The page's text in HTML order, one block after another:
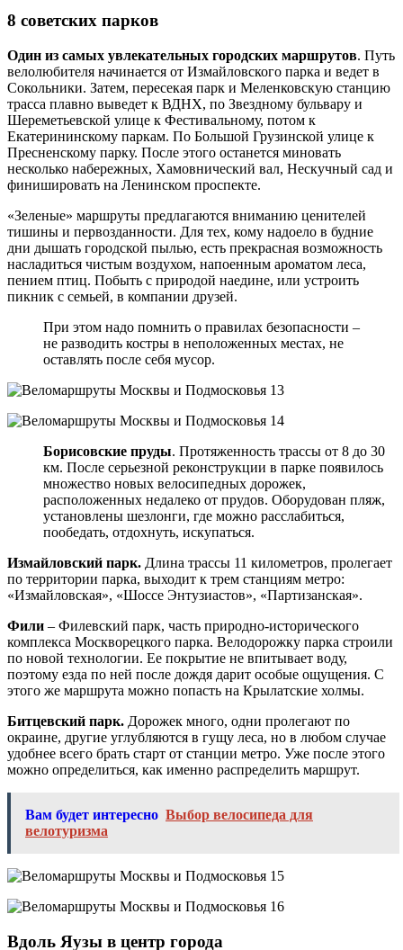
8 советских парков
Один из самых увлекательных городских маршрутов. Путь
велолюбителя начинается от Измайловского парка и ведет в
Сокольники. Затем, пересекая парк и Меленковскую станцию
трасса плавно выведет к ВДНХ, по Звездному бульвару и
Шереметьевской улице к Фестивальному, потом к
Екатерининскому паркам. По Большой Грузинской улице к
Пресненскому парку. После этого останется миновать
несколько набережных, Хамовнический вал, Нескучный сад и
финишировать на Ленинском проспекте.
«Зеленые» маршруты предлагаются вниманию ценителей
тишины и первозданности. Для тех, кому надоело в будние
дни дышать городской пылью, есть прекрасная возможность
насладиться чистым воздухом, напоенным ароматом леса,
пением птиц. Побыть с природой наедине, или устроить
пикник с семьей, в компании друзей.
При этом надо помнить о правилах безопасности –
не разводить костры в неположенных местах, не
оставлять после себя мусор.
Борисовские пруды. Протяженность трассы от 8 до 30
км. После серьезной реконструкции в парке появилось
множество новых велосипедных дорожек,
расположенных недалеко от прудов. Оборудован пляж,
установлены шезлонги, где можно расслабиться,
пообедать, отдохнуть, искупаться.
Измайловский парк. Длина трассы 11 километров, пролегает
по территории парка, выходит к трем станциям метро:
«Измайловская», «Шоссе Энтузиастов», «Партизанская».
Фили – Филевский парк, часть природно-исторического
комплекса Москворецкого парка. Велодорожку парка строили
по новой технологии. Ее покрытие не впитывает воду,
поэтому езда по ней после дождя дарит особые ощущения. С
этого же маршрута можно попасть на Крылатские холмы.
Битцевский парк. Дорожек много, одни пролегают по
окраине, другие углубляются в гущу леса, но в любом случае
удобнее всего брать старт от станции метро. Уже после этого
можно определиться, как именно распределить маршрут.
Вам будет интересно Выбор велосипеда для
велотуризма
Вдоль Яузы в центр города